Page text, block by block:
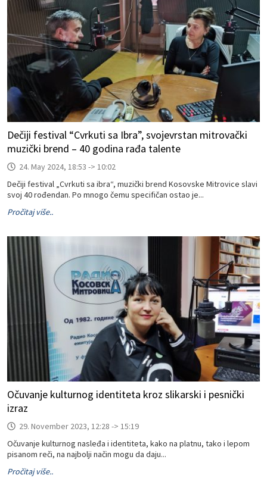
Dečiji festival “Cvrkuti sa Ibra”, svojevrstan mitrovački
muzički brend – 40 godina rađa talente
24. May 2024, 18:53 -> 10:02
Dečiji festival „Cvrkuti sa ibra“, muzički brend Kosovske Mitrovice slavi
svoj 40 rođendan. Po mnogo čemu specifičan ostao je...
Pročitaj više..
Očuvanje kulturnog identiteta kroz slikarski i pesnički
izraz
29. November 2023, 12:28 -> 15:19
Očuvanje kulturnog nasleđa i identiteta, kako na platnu, tako i lepom
pisanom reči, na najbolji način mogu da daju...
Pročitaj više..